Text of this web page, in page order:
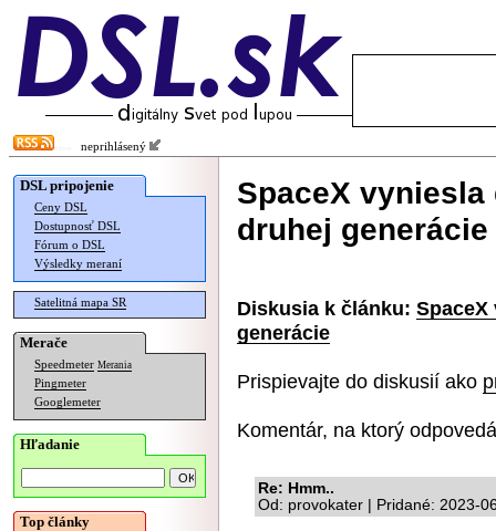
neprihlásený
DSL pripojenie
Ceny DSL
Dostupnosť DSL
Fórum o DSL
Výsledky meraní
Satelitná mapa SR
Merače
Speedmeter Merania
Pingmeter
Googlemeter
Hľadanie
Top články
SpaceX
druhej generácie
Diskusia k článku:
generácie
Prispievajte do diskusií ako
Komentár, na ktorý
Re: Hmm..
Od: provokater | Pridané: 2023-